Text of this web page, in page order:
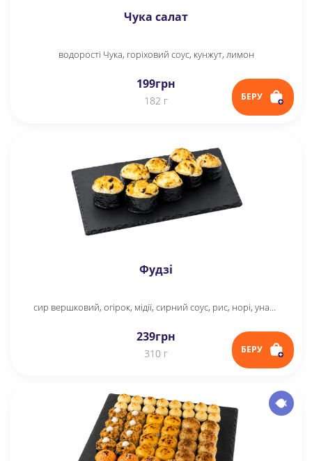
Чука салат
водорості Чука, горіховий соус, кунжут, лимон
199грн
182 г БЕРУ
Фудзі
сир вершковий, огірок, мідії, сирний соус, рис, норі, унагі соус
239грн
310 г БЕРУ